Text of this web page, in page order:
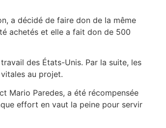
a décidé de faire don de la même
achetés et elle a fait don de 500
des États-Unis. Par la suite, les
au projet.
Mario Paredes, a été récompensée
effort en vaut la peine pour servir